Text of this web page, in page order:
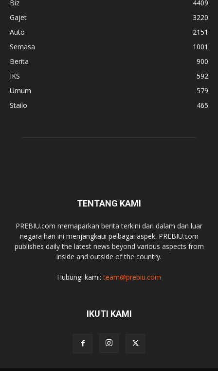
Biz
4409
Gajet
3220
Auto
2151
Semasa
1001
Berita
900
IKS
592
Umum
579
Stailo
465
TENTANG KAMI
PREBIU.com memaparkan berita terkini dari dalam dan luar
negara hari ini menjangkaui pelbagai aspek. PREBIU.com
publishes daily the latest news beyond various aspects from
inside and outside of the country.
Hubungi kami:team@prebiu.com
IKUTI KAMI